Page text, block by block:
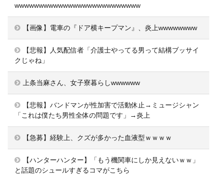
wwwwwwwwwwwwwwwwwwwwwwwwww
【画像】電車の『ドア横キープマン』、炎上wwwwwwww
【悲報】人気配信者「介護士やってる男って結構ブッサイ
クじゃね」
上条当麻さん、女子寮暮らしwwwwww
【悲報】バンドマンが性加害で活動休止→ミュージシャン
「これは僕たち男性全体の問題です」→炎上
【急募】経験上、クズが多かった血液型ｗｗｗｗ
【ハンターハンター】「もう機関車にしか見えないｗｗ」
と話題のシュールすぎるコマがこちら